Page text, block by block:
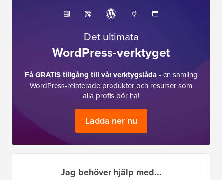
Det ultimata
WordPress-verktyget
Få GRATIS tillgång till vår verktygslåda- en samling
WordPress-relaterade produkter och resurser som
alla proffs bör ha!
Ladda ner nu
Jag behöver hjälp med...